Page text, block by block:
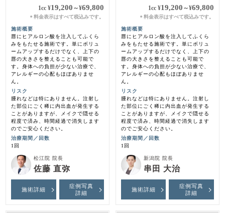
1cc¥19,200 ～¥69,800
＊料金表示はすべて税込みです。
施術概要
唇にヒアルロン酸を注入してふくら
みをもたせる施術です。単にボリュ
ームアップするだけでなく、上下の
唇の大きさを整えることも可能で
す。身体への負担が少ない治療で、
アレルギーの心配もほぼありませ
ん。
リスク
腫れなどは特にありません。注射し
た部位にごく稀に内出血が発生する
ことがありますが、メイクで隠せる
程度で済み、時間経過で消失します
のでご安心ください。
治療期間／回数
1回
松江院 院長
佐藤 直弥
施術詳細
症例写真
詳細
1cc ¥19,200 ～¥69,800
＊ 料金表示はすべて税込みです。
施術概要
唇にヒアルロン酸を注入してふくら
みをもたせる施術です。単にボリュ
ームアップするだけでなく、上下の
唇の大きさを整えることも可能で
す。身体への負担が少ない治療で、
アレルギーの心配もほぼありませ
ん。
リスク
腫れなどは特にありません。注射し
た部位にごく稀に内出血が発生する
ことがありますが、メイクで隠せる
程度で済み、時間経過で消失します
のでご安心ください。
治療期間／回数
1回
新潟院 院長
串田 大治
施術詳細
症例写真
詳細